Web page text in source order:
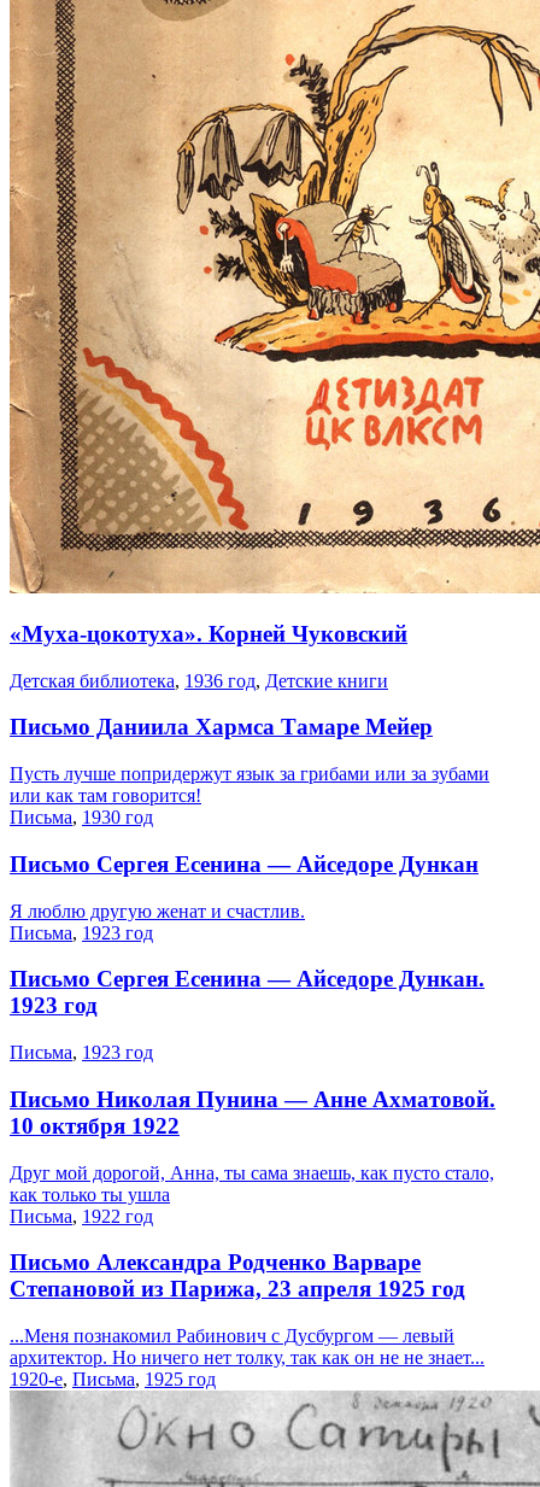
«Муха-цокотуха». Корней Чуковский
Детская библиотека, 1936 год, Детские книги
Письмо Даниила Хармса Тамаре Мейер
Пусть лучше попридержут язык за грибами или за зубами
или как там говорится!
Письма, 1930 год
Письмо Сергея Есенина — Айседоре Дункан
Я люблю другую женат и счастлив.
Письма, 1923 год
Письмо Сергея Есенина — Айседоре Дункан.
1923 год
Письма, 1923 год
Письмо Николая Пунина — Анне Ахматовой.
10 октября 1922
Друг мой дорогой, Анна, ты сама знаешь, как пусто стало,
как только ты ушла
Письма, 1922 год
Письмо Александра Родченко Варваре
Степановой из Парижа, 23 апреля 1925 год
...Меня познакомил Рабинович с Дусбургом — левый
архитектор. Но ничего нет толку, так как он не не знает...
1920-е, Письма, 1925 год